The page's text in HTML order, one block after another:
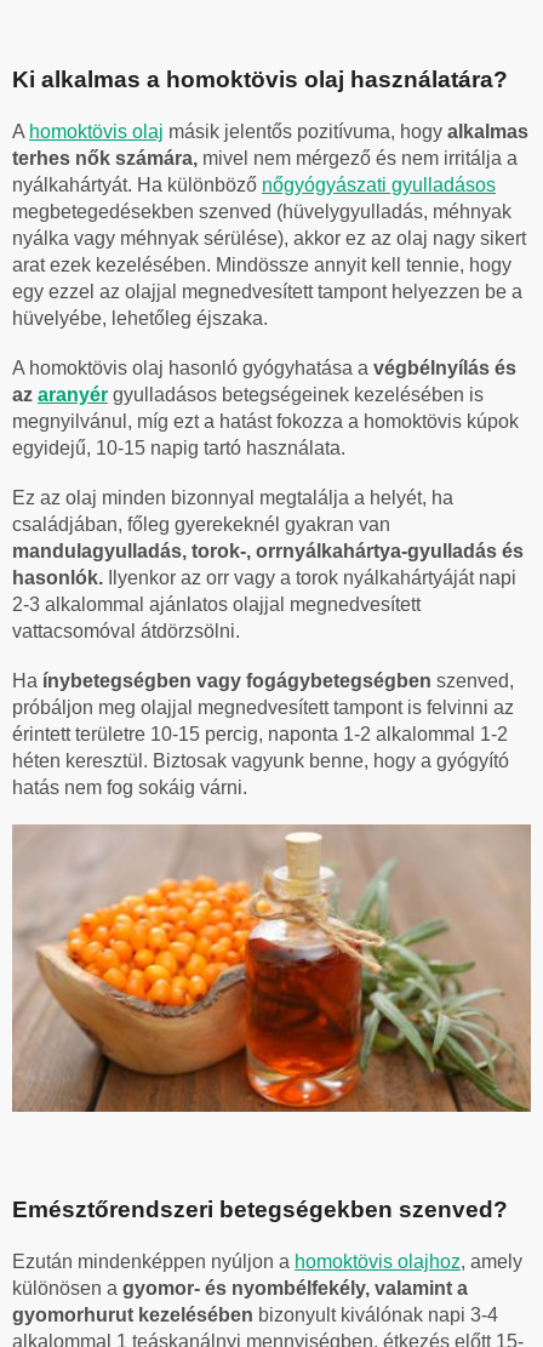
Ki alkalmas a homoktövis olaj használatára?
A homoktövis olaj másik jelentős pozitívuma, hogy alkalmas
terhes nők számára, mivel nem mérgező és nem irritálja a
nyálkahártyát. Ha különböző nőgyógyászati ​​gyulladásos
megbetegedésekben szenved (hüvelygyulladás, méhnyak
nyálka vagy méhnyak sérülése), akkor ez az olaj nagy sikert
arat ezek kezelésében. Mindössze annyit kell tennie, hogy
egy ezzel az olajjal megnedvesített tampont helyezzen be a
hüvelyébe, lehetőleg éjszaka.
A homoktövis olaj hasonló gyógyhatása a végbélnyílás és
az aranyér gyulladásos betegségeinek kezelésében is
megnyilvánul, míg ezt a hatást fokozza a homoktövis kúpok
egyidejű, 10-15 napig tartó használata.
Ez az olaj minden bizonnyal megtalálja a helyét, ha
családjában, főleg gyerekeknél gyakran van
mandulagyulladás, torok-, orrnyálkahártya-gyulladás és
hasonlók. Ilyenkor az orr vagy a torok nyálkahártyáját napi
2-3 alkalommal ajánlatos olajjal megnedvesített
vattacsomóval átdörzsölni.
Ha ínybetegségben vagy fogágybetegségben szenved,
próbáljon meg olajjal megnedvesített tampont is felvinni az
érintett területre 10-15 percig, naponta 1-2 alkalommal 1-2
héten keresztül. Biztosak vagyunk benne, hogy a gyógyító
hatás nem fog sokáig várni.
Emésztőrendszeri betegségekben szenved?
Ezután mindenképpen nyúljon a homoktövis olajhoz, amely
különösen a gyomor- és nyombélfekély, valamint a
gyomorhurut kezelésében bizonyult kiválónak napi 3-4
alkalommal 1 teáskanálnyi mennyiségben, étkezés előtt 15-